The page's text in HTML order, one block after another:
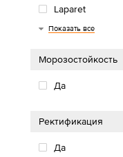
Laparet
Gresse
Грани Таганая
Sotgres
Пиастрелла
Casaticeramica
Gracia Ceramica
Primavera
Azario
Ceradim
Artkera
Delacora
Alma Ceramica
MG Ceramic
New Trend
LCM
Global Tile
Arcadia Ceramica
Показать все
Морозостойкость
Да
Ректификация
Да